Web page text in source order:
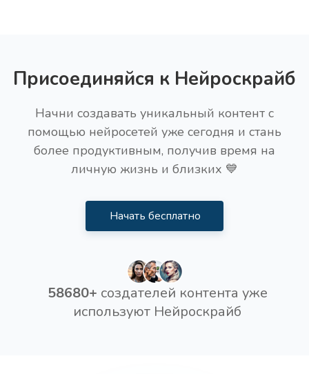
Присоединяйся к Нейроскрайб
Начни создавать уникальный контент с
помощью нейросетей уже сегодня и стань
более продуктивным, получив время на
личную жизнь и близких 💙
Начать бесплатно
58680+ создателей контента уже
используют Нейроскрайб